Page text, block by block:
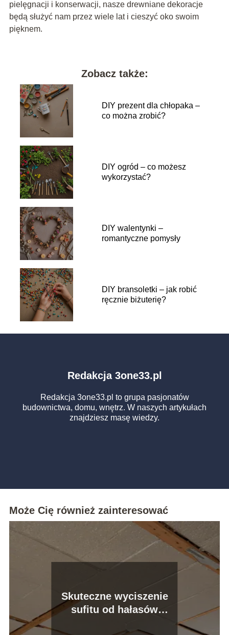
pielęgnacji i konserwacji, nasze drewniane dekoracje
będą służyć nam przez wiele lat i cieszyć oko swoim
pięknem.
Zobacz także:
DIY prezent dla chłopaka –
co można zrobić?
DIY ogród – co możesz
wykorzystać?
DIY walentynki –
romantyczne pomysły
DIY bransoletki – jak robić
ręcznie biżuterię?
Redakcja 3one33.pl
Redakcja 3one33.pl to grupa pasjonatów
budownictwa, domu, wnętrz. W naszych artykułach
znajdziesz masę wiedzy.
Może Cię również zainteresować
Skuteczne wyciszenie
sufitu od hałasów